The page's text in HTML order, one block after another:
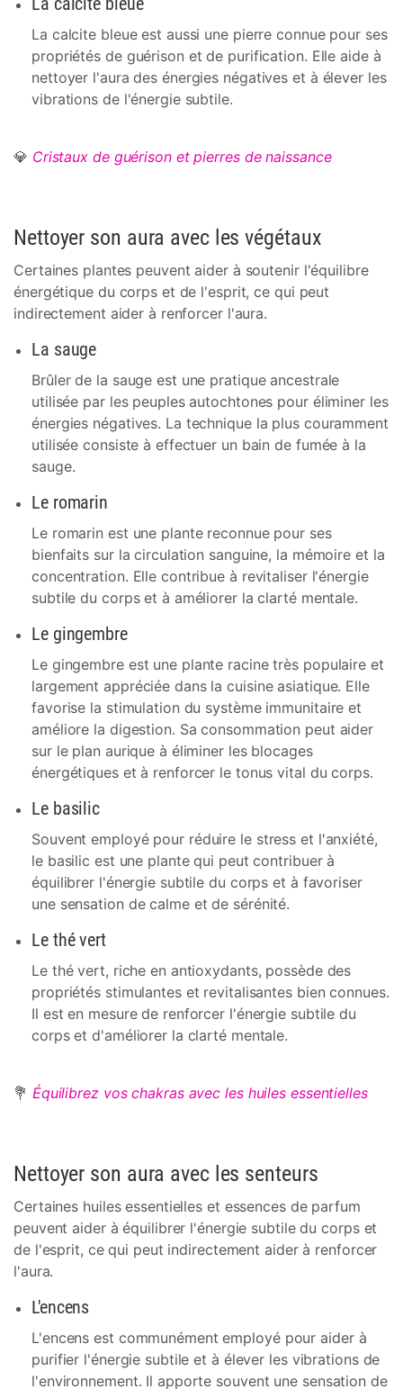
La calcite bleue est aussi une pierre connue pour ses
propriétés de guérison et de purification. Elle aide à
nettoyer l'aura des énergies négatives et à élever les
vibrations de l'énergie subtile.
💎 Cristaux de guérison et pierres de naissance
Nettoyer son aura avec les végétaux
Certaines plantes peuvent aider à soutenir l'équilibre
énergétique du corps et de l'esprit, ce qui peut
indirectement aider à renforcer l'aura.
La sauge
Brûler de la sauge est une pratique ancestrale
utilisée par les peuples autochtones pour éliminer les
énergies négatives. La technique la plus couramment
utilisée consiste à effectuer un bain de fumée à la
sauge.
Le romarin
Le romarin est une plante reconnue pour ses
bienfaits sur la circulation sanguine, la mémoire et la
concentration. Elle contribue à revitaliser l'énergie
subtile du corps et à améliorer la clarté mentale.
Le gingembre
Le gingembre est une plante racine très populaire et
largement appréciée dans la cuisine asiatique. Elle
favorise la stimulation du système immunitaire et
améliore la digestion. Sa consommation peut aider
sur le plan aurique à éliminer les blocages
énergétiques et à renforcer le tonus vital du corps.
Le basilic
Souvent employé pour réduire le stress et l'anxiété,
le basilic est une plante qui peut contribuer à
équilibrer l'énergie subtile du corps et à favoriser
une sensation de calme et de sérénité.
Le thé vert
Le thé vert, riche en antioxydants, possède des
propriétés stimulantes et revitalisantes bien connues.
Il est en mesure de renforcer l'énergie subtile du
corps et d'améliorer la clarté mentale.
💐 Équilibrez vos chakras avec les huiles essentielles
Nettoyer son aura avec les senteurs
Certaines huiles essentielles et essences de parfum
peuvent aider à équilibrer l'énergie subtile du corps et
de l'esprit, ce qui peut indirectement aider à renforcer
l'aura.
L'encens
L'encens est communément employé pour aider à
purifier l'énergie subtile et à élever les vibrations de
l'environnement. Il apporte souvent une sensation de